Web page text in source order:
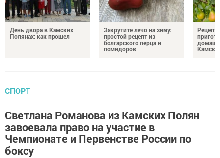
День двора в Камских
Полянах: как прошел
Закрутите лечо на зиму:
простой рецепт из
болгарского перца и
помидоров
СПОРТ
Светлана Романова из Камских Полян
завоевала право на участие в
Чемпионате и Первенстве России по
боксу